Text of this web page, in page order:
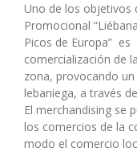
Uno de los objetivos
Promocional
Picos de Europa”
comercialización de
zona, provocando
lebaniega, a través
El merchandising se
los comercios de la
modo el comercio